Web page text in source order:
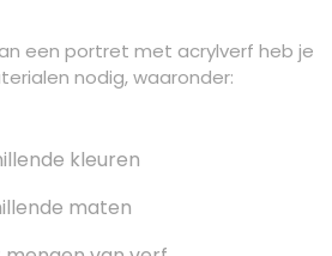
een portret met acrylverf heb je
nodig, waaronder:
kleuren
maten